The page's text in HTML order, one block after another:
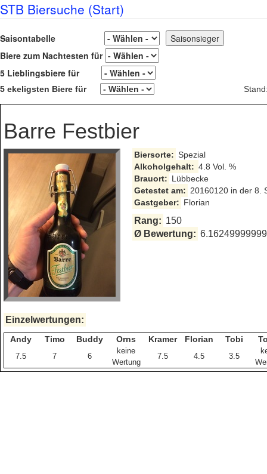
STB Biersuche (Start)
Saisontabelle
Biere zum Nachtesten für
5 Lieblingsbiere für
5 ekeligsten Biere für
Barre Festbier
Biersorte: Spezial
Alkoholgehalt: 4.8 Vol. %
Brauort: Lübbecke
Getestet am: 20160120 in der 8.
Gastgeber: Florian
Rang: 150
Ø Bewertung:
Einzelwertungen:
Andy Timo Buddy Orns Kramer Florian Tobi
7.5 7 6
keine
Wertung
7.5 4.5 3.5